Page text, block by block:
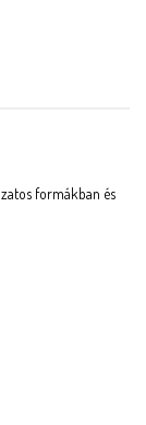
formákban és